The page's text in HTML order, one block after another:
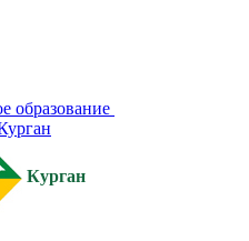
образование
Курган